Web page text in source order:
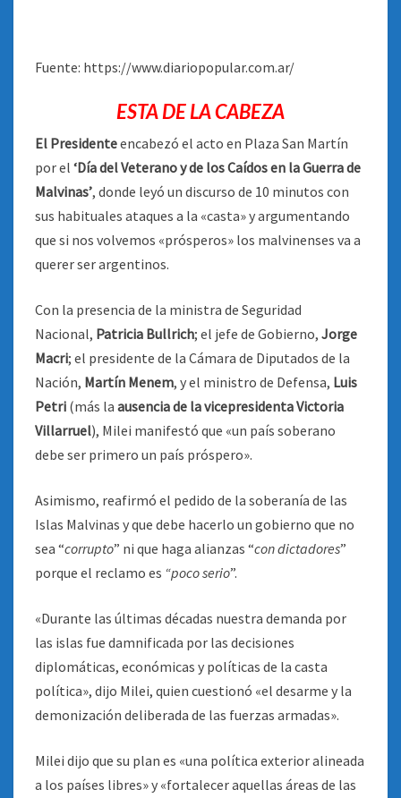
Fuente: https://www.diariopopular.com.ar/
ESTA DE LA CABEZA
El Presidenteencabezó el acto en Plaza San Martín
por el ‘Día del Veterano y de los Caídos en la Guerra de
Malvinas’, donde leyó un discurso de 10 minutos con
sus habituales ataques a la «casta» y argumentando
que si nos volvemos «prósperos» los malvinenses va a
querer ser argentinos.
Con la presencia de la ministra de Seguridad
Nacional, Patricia Bullrich; el jefe de Gobierno, Jorge
Macri; el presidente de la Cámara de Diputados de la
Nación, Martín Menem, y el ministro de Defensa, Luis
Petri (más la ausencia de la vicepresidenta Victoria
Villarruel), Milei manifestó que «un país soberano
debe ser primero un país próspero».
Asimismo, reafirmó el pedido de la soberanía de las
Islas Malvinas y que debe hacerlo un gobierno que no
sea “corrupto” ni que haga alianzas “con dictadores”
porque el reclamo es “poco serio”.
«Durante las últimas décadas nuestra demanda por
las islas fue damnificada por las decisiones
diplomáticas, económicas y políticas de la casta
política», dijo Milei, quien cuestionó «el desarme y la
demonización deliberada de las fuerzas armadas».
Milei dijo que su plan es «una política exterior alineada
a los países libres» y «fortalecer aquellas áreas de las